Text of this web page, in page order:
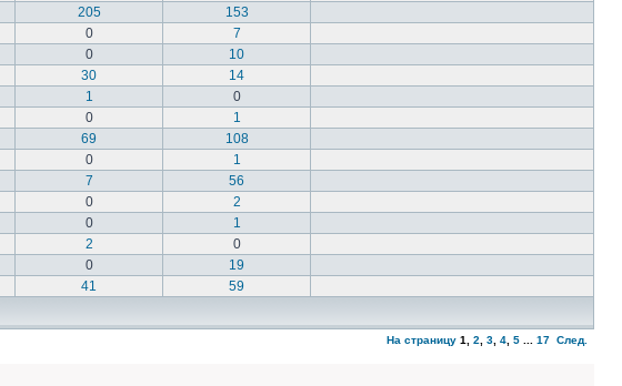
205
153
0
7
0
10
30
14
1
0
0
1
69
108
0
1
7
56
0
2
0
1
2
0
0
19
41 59
На страницу 1 2 3 4 5 17 След.